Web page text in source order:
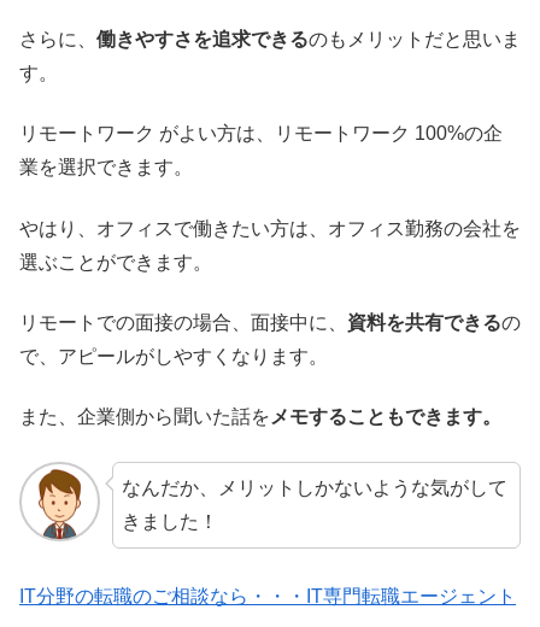
さらに、 働きやすさを追求できるのもメリットだと思いま
す。
リモートワーク がよい方は、リモートワーク 100%の企
業を選択できます。
やはり、オフィスで働きたい方は、オフィス勤務の会社を
選ぶことができます。
リモートでの面接の場合、面接中に、 資料を共有できるの
で、アピールがしやすくなります。
また、企業側から聞いた話をメモすることもできます。
なんだか、メリットしかないような気がして
きました！
IT分野の転職のご相談なら・・・IT専門転職エージェント